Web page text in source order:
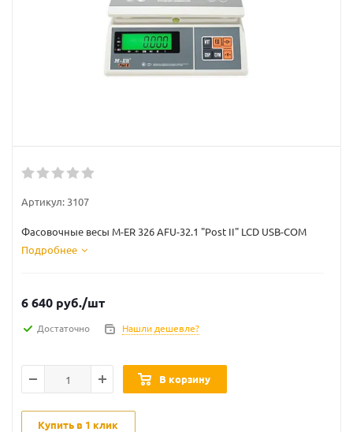
Артикул: 3107
Фасовочные весы M-ER 326 AFU-32.1 "Post II" LCD USB-COM
Подробнее
6 640 руб./шт
Достаточно Нашли дешевле?
В корзину
Купить в 1 клик